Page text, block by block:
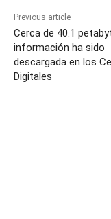
Previous article
Cerca de 40.1
información ha sido
descargada en los
Digitales